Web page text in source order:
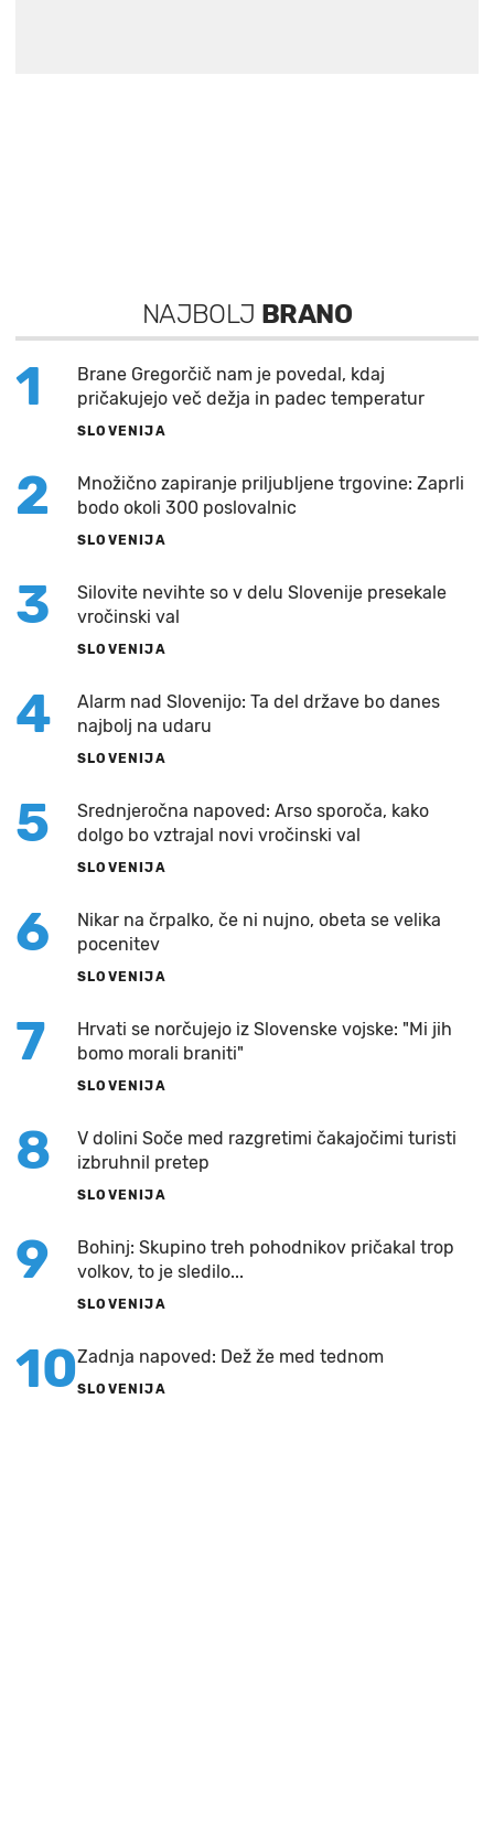
NAJBOLJ BRANO
1
Brane Gregorčič nam je povedal, kdaj
pričakujejo več dežja in padec temperatur
SLOVENIJA
2
Množično zapiranje priljubljene trgovine: Zaprli
bodo okoli 300 poslovalnic
SLOVENIJA
3
Silovite nevihte so v delu Slovenije presekale
vročinski val
SLOVENIJA
4
Alarm nad Slovenijo: Ta del države bo danes
najbolj na udaru
SLOVENIJA
5
Srednjeročna napoved: Arso sporoča, kako
dolgo bo vztrajal novi vročinski val
SLOVENIJA
6
Nikar na črpalko, če ni nujno, obeta se velika
pocenitev
SLOVENIJA
7
Hrvati se norčujejo iz Slovenske vojske: "Mi jih
bomo morali braniti"
SLOVENIJA
8
V dolini Soče med razgretimi čakajočimi turisti
izbruhnil pretep
SLOVENIJA
9
Bohinj: Skupino treh pohodnikov pričakal trop
volkov, to je sledilo...
SLOVENIJA
10Zadnja napoved: Dež že med tednom
SLOVENIJA